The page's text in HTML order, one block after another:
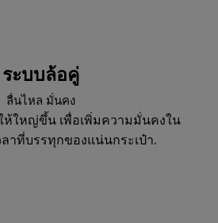
ระบบล้อคู่
ลื่นไหล มั่นคง
ใหญ่ขึ้น เพื่อเพิ่มความมั่นคงใน
าที่บรรทุกของแน่นกระเป๋า.